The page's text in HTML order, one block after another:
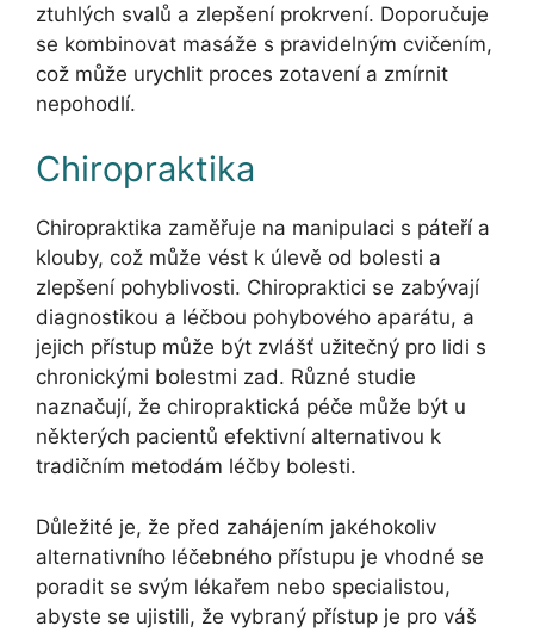
ztuhlých svalů a zlepšení prokrvení. Doporučuje
se kombinovat masáže s pravidelným cvičením,
což může urychlit proces zotavení a zmírnit
nepohodlí.
Chiropraktika
Chiropraktika zaměřuje na manipulaci s páteří a
klouby, což může vést k úlevě od bolesti a
zlepšení pohyblivosti. Chiropraktici se zabývají
diagnostikou a léčbou pohybového aparátu, a
jejich přístup může být zvlášť užitečný pro lidi s
chronickými bolestmi zad. Různé studie
naznačují, že chiropraktická péče může být u
některých pacientů efektivní alternativou k
tradičním metodám léčby bolesti.
Důležité je, že před zahájením jakéhokoliv
alternativního léčebného přístupu je vhodné se
poradit se svým lékařem nebo specialistou,
abyste se ujistili, že vybraný přístup je pro váš